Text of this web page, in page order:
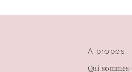
A propos
Qui